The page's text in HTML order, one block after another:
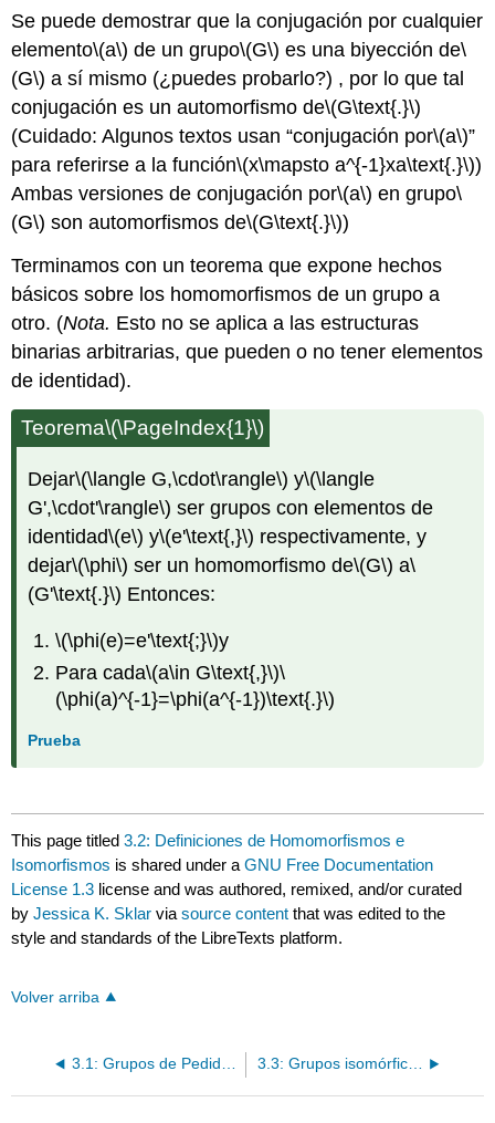
Se puede demostrar que la conjugación por cualquier
elemento\(a\) de un grupo\(G\) es una biyección de\
(G\) a sí mismo (¿puedes probarlo?) , por lo que tal
conjugación es un automorfismo de\(G\text{.}\)
(Cuidado: Algunos textos usan “conjugación por\(a\)”
para referirse a la función\(x\mapsto a^{-1}xa\text{.}\))
Ambas versiones de conjugación por\(a\) en grupo\
(G\) son automorfismos de\(G\text{.}\))
Terminamos con un teorema que expone hechos
básicos sobre los homomorfismos de un grupo a
otro. (Nota. Esto no se aplica a las estructuras
binarias arbitrarias, que pueden o no tener elementos
de identidad).
Teorema\(\PageIndex{1}\)
Dejar\(\langle G,\cdot\rangle\) y\(\langle
G',\cdot'\rangle\) ser grupos con elementos de
identidad\(e\) y\(e'\text{,}\) respectivamente, y
dejar\(\phi\) ser un homomorfismo de\(G\) a\
(G'\text{.}\) Entonces:
\(\phi(e)=e'\text{;}\)y
Para cada\(a\in G\text{,}\)\
(\phi(a)^{-1}=\phi(a^{-1})\text{.}\)
Prueba
This page titled3.2: Definiciones de Homomorfismos e
Isomorfismos is shared under aGNU Free Documentation
License 1.3 license and was authored, remixed, and/or curated
byJessica K. Sklar viasource content that was edited to the
style and standards of the LibreTexts platform.
Volver arriba
3.1: Grupos de Pedidos Pequeños 3.3: Grupos isomórficos